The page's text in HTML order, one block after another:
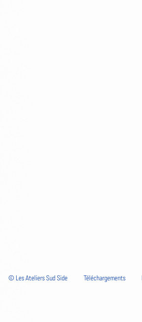
© Les Ateliers Sud Side Téléchargements